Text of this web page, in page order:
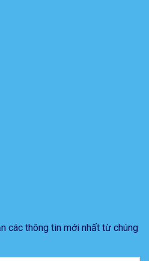
các thông tin mới nhất từ chúng